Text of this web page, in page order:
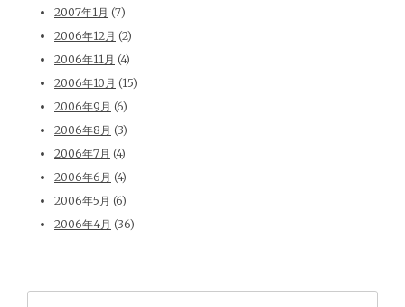
2007年1月 (7)
2006年12月 (2)
2006年11月 (4)
2006年10月 (15)
2006年9月 (6)
2006年8月 (3)
2006年7月 (4)
2006年6月 (4)
2006年5月 (6)
2006年4月 (36)